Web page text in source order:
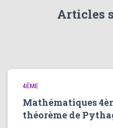
Articles
4ÈME
Mathématiques
théorème de